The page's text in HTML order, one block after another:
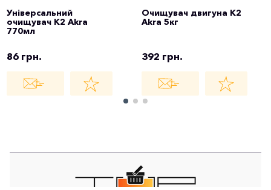
Універсальний
очищувач K2 Akra
770мл
86 грн.
Очищувач двигуна K2
Akra 5кг
392 грн.